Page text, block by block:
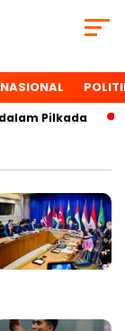
NASIONAL
Pilkada